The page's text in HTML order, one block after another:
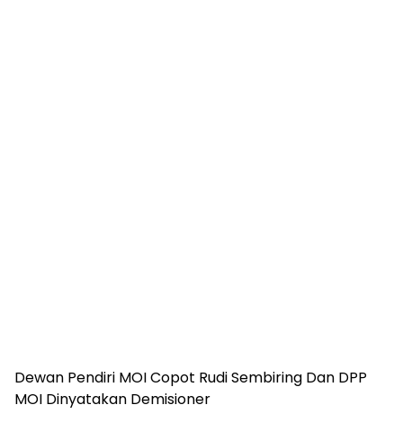
Dewan Pendiri MOI Copot Rudi Sembiring Dan DPP
MOI Dinyatakan Demisioner